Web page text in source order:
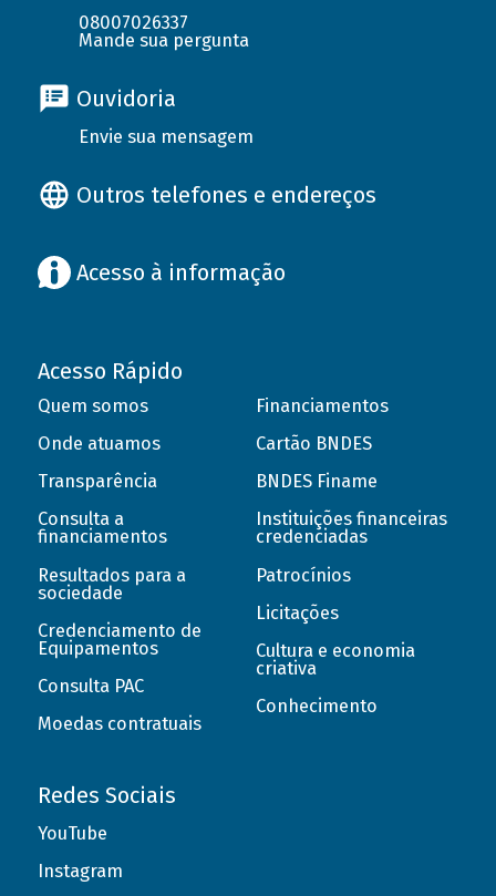
08007026337
Mande sua pergunta
Ouvidoria
Envie sua mensagem
Outros telefones e endereços
Acesso à informação
Acesso Rápido
Quem somos
Onde atuamos
Transparência
Consulta a
financiamentos
Resultados para a
sociedade
Credenciamento de
Equipamentos
Consulta PAC
Moedas contratuais
Financiamentos
Cartão BNDES
BNDES Finame
Instituições financeiras
credenciadas
Patrocínios
Licitações
Cultura e economia
criativa
Conhecimento
Redes Sociais
YouTube
Instagram